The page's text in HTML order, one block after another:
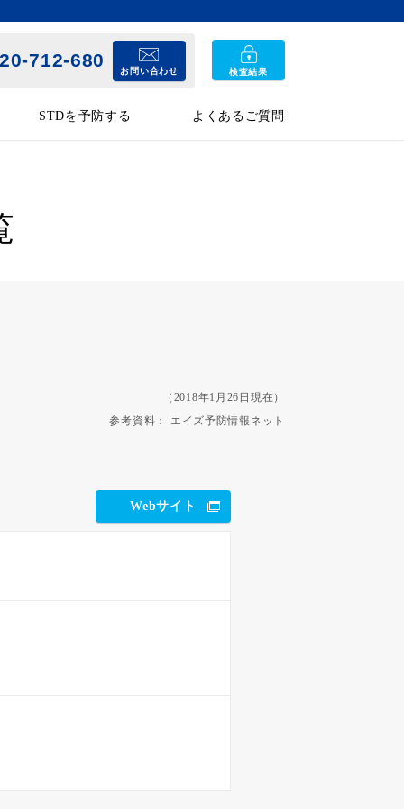
STDを予防する よくあるご質問
712-680
お問い合わせ 検査結果
（2018年1月26日現在）
参考資料：
エイズ予防情報ネット
Webサイト